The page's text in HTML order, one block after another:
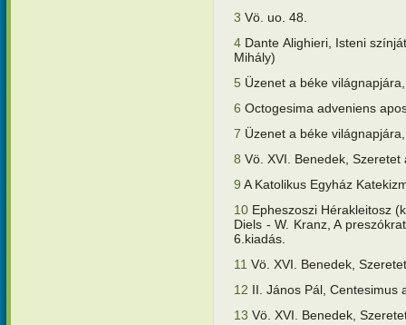
3 Vö. uo. 48.
4 Dante Alighieri, Isteni
Mihály)
5 Üzenet a béke
6 Octogesima adveniens
7 Üzenet a béke
8 Vö. XVI. Benedek,
9 A Katolikus Egyház
10 Epheszoszi Hérakleitosz
Diels - W. Kranz, A
6.kiadás.
11 Vö. XVI. Benedek,
12 II. János Pál, Centesimus
13 Vö. XVI. Benedek,